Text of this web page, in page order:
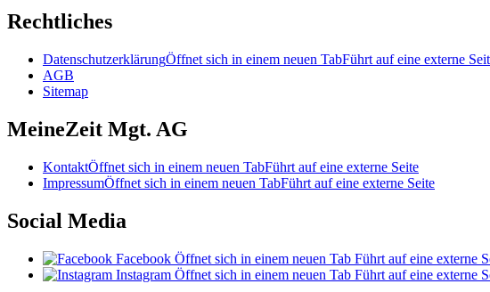
Rechtliches
DatenschutzerklärungÖffnet sich in einem neuen TabFührt auf eine externe
AGB
Sitemap
MeineZeit Mgt. AG
KontaktÖffnet sich in einem neuen TabFührt auf eine externe Seite
ImpressumÖffnet sich in einem neuen TabFührt auf eine externe Seite
Social Media
Facebook Öffnet sich in einem neuen Tab Führt auf eine externe
Instagram Öffnet sich in einem neuen Tab Führt auf eine externe